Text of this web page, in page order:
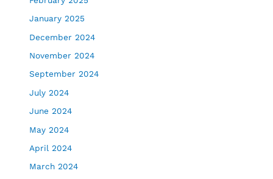
January 2025
December 2024
November 2024
September 2024
July 2024
June 2024
May 2024
April 2024
March 2024